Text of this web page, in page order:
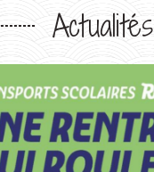
Actualités